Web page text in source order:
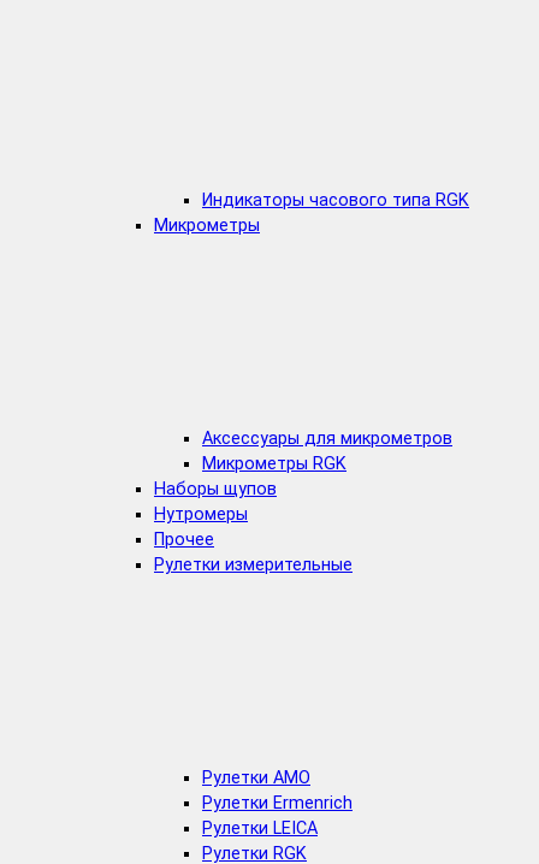
Индикаторы часового типа RGK
Микрометры
Аксессуары для микрометров
Микрометры RGK
Наборы щупов
Нутромеры
Прочее
Рулетки измерительные
Рулетки AMO
Рулетки Ermenrich
Рулетки LEICA
Рулетки RGK